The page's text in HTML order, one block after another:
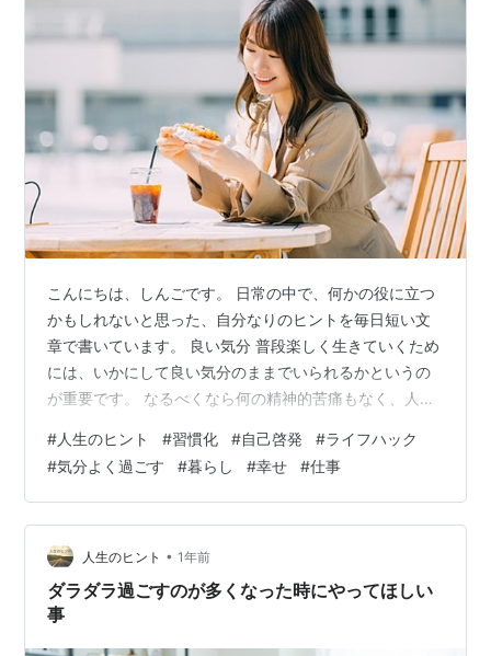
こんにちは、しんごです。 日常の中で、何かの役に立つ
かもしれないと思った、自分なりのヒントを毎日短い文
章で書いています。 良い気分 普段楽しく生きていくため
には、いかにして良い気分のままでいられるかというの
が重要です。 なるべくなら何の精神的苦痛もなく、人間
嬉しいことなどがちょいちょいあれば、気分の良い状態
は持続するでしょう。 気分を良くするためにできること
は色々ありますが、その中でもとても大事に思っている
事があります。 環境に気を付ける 良い気分を保つために
大事だなと思っている事は、 「良い環境を保つ」 という
ことです。 具体的には、自分が…
#人生のヒント #習慣化 #自己啓発 #ライフハック
#気分よく過ごす #暮らし #幸せ #仕事
人生のヒント • 1年前
ダラダラ過ごすのが多くなった時にやってほしい
事